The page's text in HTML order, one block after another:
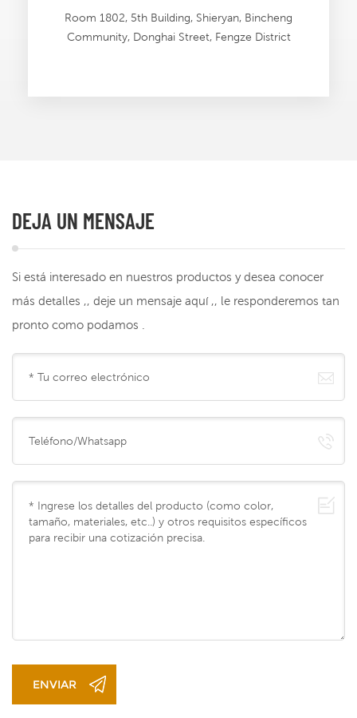
Room 1802, 5th Building, Shieryan, Bincheng
Community, Donghai Street, Fengze District
DEJA UN MENSAJE
Si está interesado en nuestros productos y desea conocer
más detalles ,, deje un mensaje aquí ,, le responderemos tan
pronto como podamos .
ENVIAR